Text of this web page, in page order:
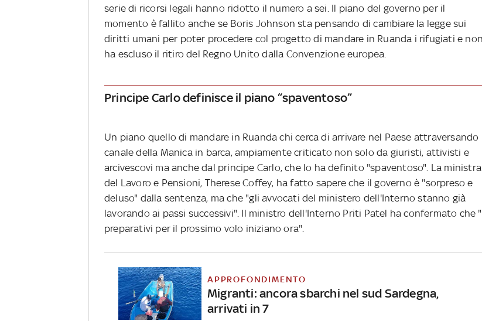
serie di ricorsi legali hanno ridotto il numero a sei. Il piano del governo per il
momento è fallito anche se Boris Johnson sta pensando di cambiare la legge sui
diritti umani per poter procedere col progetto di mandare in Ruanda i rifugiati e non
ha escluso il ritiro del Regno Unito dalla Convenzione europea.
Principe Carlo definisce il piano “spaventoso”
Un piano quello di mandare in Ruanda chi cerca di arrivare nel Paese attraversando
canale della Manica in barca, ampiamente criticato non solo da giuristi, attivisti e
arcivescovi ma anche dal principe Carlo, che lo ha definito "spaventoso". La ministra
del Lavoro e Pensioni, Therese Coffey, ha fatto sapere che il governo è "sorpreso e
deluso" dalla sentenza, ma che "gli avvocati del ministero dell'Interno stanno già
lavorando ai passi successivi". Il ministro dell'Interno Priti Patel ha confermato che
preparativi per il prossimo volo iniziano ora".
APPROFONDIMENTO
Migranti: ancora sbarchi nel sud Sardegna,
arrivati in 7